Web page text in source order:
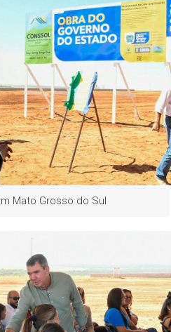
Mato Grosso do Sul